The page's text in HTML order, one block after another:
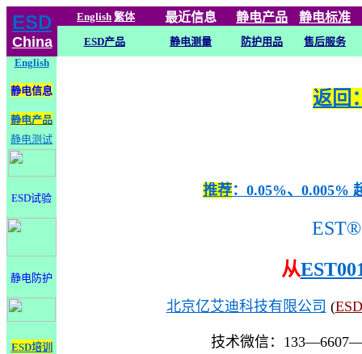
ESD
China
English 繁体 最近信息 静电产品 静电标准
ESD产品 静电测量 防护用品
售后服务
English
静电信息
静电产品
静电测试
ESD试验
静电防护
ESD培训
返回
推荐：0.05%、0.005%
EST®
从
北京亿艾迪科技有限公司 (
技术微信：